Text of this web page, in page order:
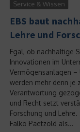
Service & Wissen
EBS baut
Lehre und
Egal, ob nachhaltige
Innovationen im
Vermögensanlagen –
werden mehr denn je
Verantwortung
und Recht setzt
Forschung und
Falko Paetzold als...